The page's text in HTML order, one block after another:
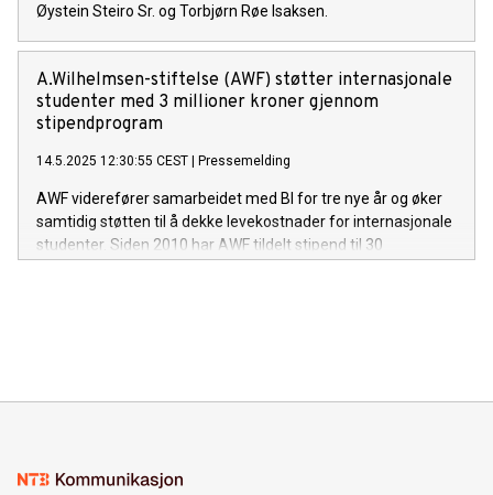
Øystein Steiro Sr. og Torbjørn Røe Isaksen.
A.Wilhelmsen-stiftelse (AWF) støtter internasjonale
studenter med 3 millioner kroner gjennom
stipendprogram
14.5.2025 12:30:55 CEST | Pressemelding
AWF viderefører samarbeidet med BI for tre nye år og øker
samtidig støtten til å dekke levekostnader for internasjonale
studenter. Siden 2010 har AWF tildelt stipend til 30